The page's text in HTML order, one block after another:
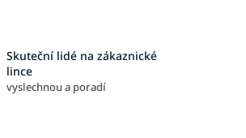
Skuteční lidé na zákaznické
lince
vyslechnou a poradí